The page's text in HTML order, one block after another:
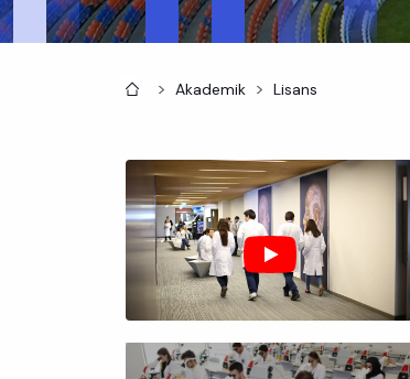
AnasayfaAkademik Lisans